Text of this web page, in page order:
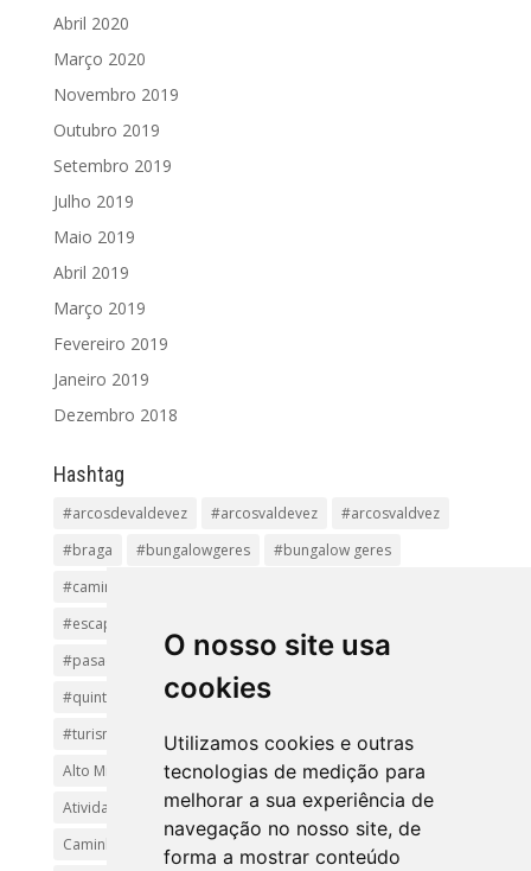
O nosso site usa
cookies
Utilizamos cookies e outras
tecnologias de medição para
melhorar a sua experiência de
navegação no nosso site, de
forma a mostrar conteúdo
Abril 2020
Março 2020
Novembro 2019
Outubro 2019
Setembro 2019
Julho 2019
Maio 2019
Abril 2019
Março 2019
Fevereiro 2019
Janeiro 2019
Dezembro 2018
Hashtag
#arcosdevaldevez #arcosvaldevez
#arcosvaldvez
#braga
#bungalowgeres
#bungalow geres
#caminhadas
#escapadinha
#pasadiços
#passadiçosdovez
#penedageres
#quintalamosa
#religião
#turismoreligioso
#turismorural
#vianadocastelo
Alto Minho
Arcos de Valdevez.
Arcos Valdevez
Atividades e Passeios
aventura
Caminhadas e Passeio
Caminho de Santiago
Caminho Minhoto Ribeiro